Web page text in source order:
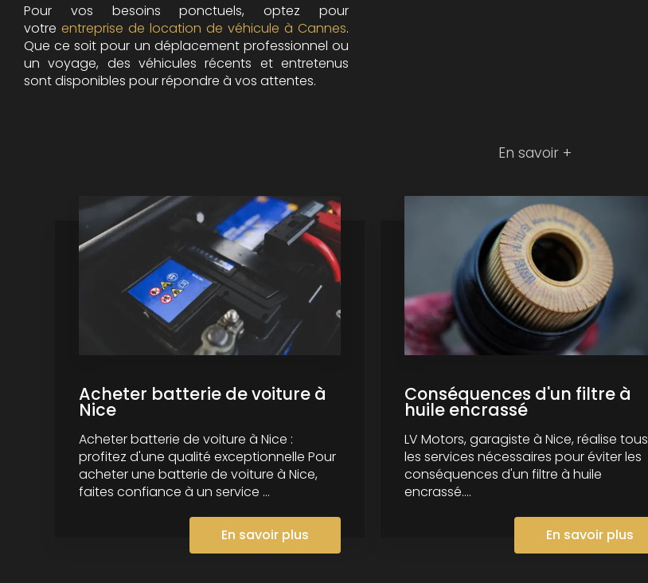
Pour vos besoins ponctuels, optez pour
votre entreprise de location de véhicule à Cannes.
Que ce soit pour un déplacement professionnel ou
un voyage, des véhicules récents et entretenus
sont disponibles pour répondre à vos attentes.
En savoir +
Acheter batterie de voiture à
Nice
Acheter batterie de voiture à Nice :
profitez d'une qualité exceptionnelle Pour
acheter une batterie de voiture à Nice,
faites confiance à un service ...
En savoir plus
Conséquences d'un filtre à
huile encrassé
LV Motors, garagiste à Nice, réalise tous
les services nécessaires pour éviter les
conséquences d'un filtre à huile
encrassé....
En savoir plus